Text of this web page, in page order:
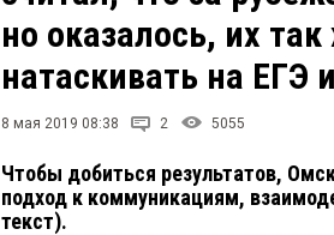
но оказалось, их
натаскивать на ЕГЭ
8 мая 2019 08:38 2 5055
Чтобы добиться результатов,
подход к коммуникациям,
текст).